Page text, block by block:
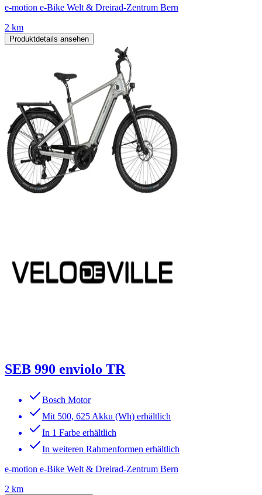
e-motion e-Bike Welt & Dreirad-Zentrum Bern
2 km
Produktdetails ansehen
SEB 990 enviolo TR
Bosch Motor
Mit 500, 625 Akku (Wh) erhältlich
In 1 Farbe erhältlich
In weiteren Rahmenformen erhältlich
e-motion e-Bike Welt & Dreirad-Zentrum Bern
2 km